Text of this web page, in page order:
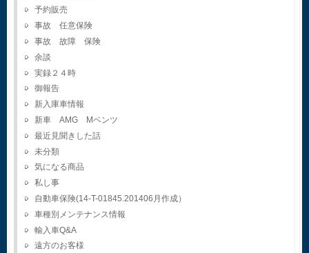
予約販売
事故 任意保険
事故 故障 保険
余談
実録２４時
御報告
新入庫車情報
新車 AMG Mベンツ
最近見聞きした話
未分類
気になる商品
私し事
自動車保険(14-T-01845.201406月作成）
車種別メンテナンス情報
輸入車Q&A
遠方のお客様